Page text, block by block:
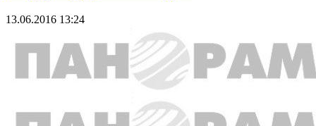
13.06.2016 13:24